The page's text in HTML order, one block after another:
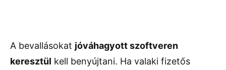
A bevallásokat jóváhagyott szoftveren
keresztül kell benyújtani. Ha valaki fizetős